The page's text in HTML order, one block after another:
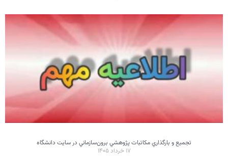
تجميع و بارگذاري مکاتبات پژوهشي برون‌سازماني در سايت دانشگاه
۱۷ خرداد ۱۴۰۵